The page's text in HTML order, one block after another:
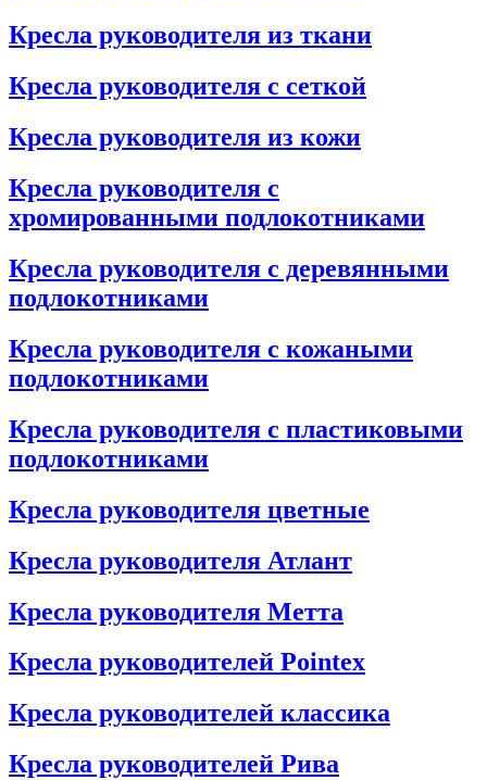
Кресла руководителя из ткани
Кресла руководителя с сеткой
Кресла руководителя из кожи
Кресла руководителя с
хромированными подлокотниками
Кресла руководителя с деревянными
подлокотниками
Кресла руководителя с кожаными
подлокотниками
Кресла руководителя с пластиковыми
подлокотниками
Кресла руководителя цветные
Кресла руководителя Атлант
Кресла рyководителя Метта
Кресла руководителей Pointex
Кресла руководителей классика
Кресла руководителей Рива